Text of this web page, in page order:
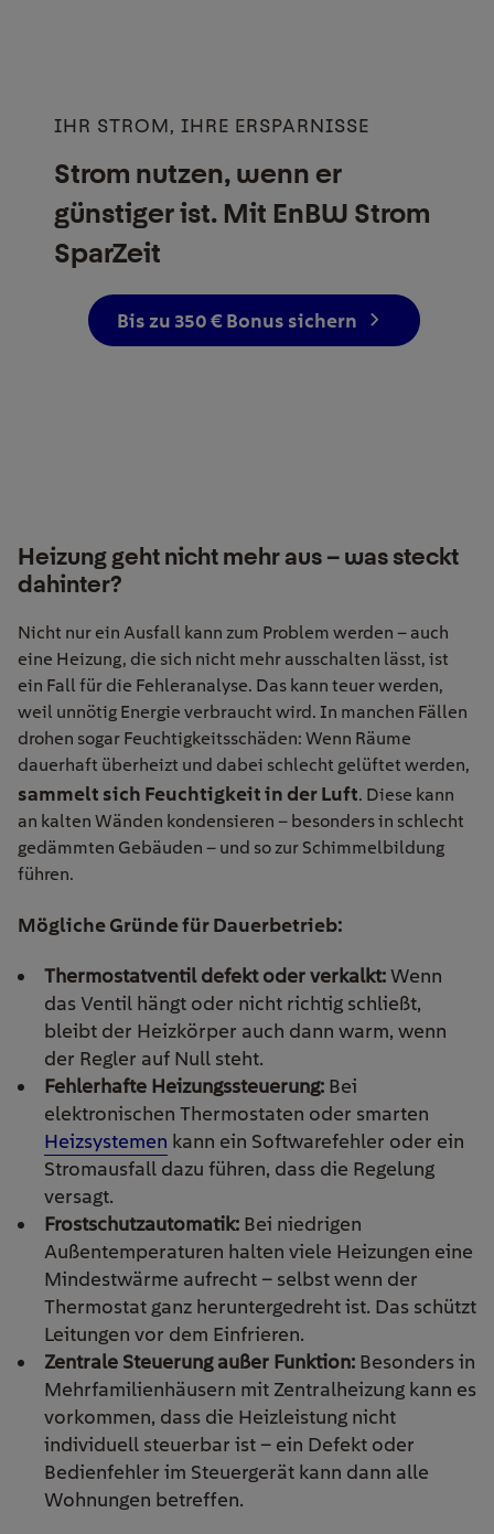
IHR STROM, IHRE ERSPARNISSE
Strom nutzen, wenn er
günstiger ist. Mit EnBW Strom
SparZeit
Bis zu 350 € Bonus sichern
Heizung geht nicht mehr aus – was steckt
dahinter?
Nicht nur ein Ausfall kann zum Problem werden – auch
eine Heizung, die sich nicht mehr ausschalten lässt, ist
ein Fall für die Fehleranalyse. Das kann teuer werden,
weil unnötig Energie verbraucht wird. In manchen Fällen
drohen sogar Feuchtigkeitsschäden: Wenn Räume
dauerhaft überheizt und dabei schlecht gelüftet werden,
sammelt sich Feuchtigkeit in der Luft. Diese kann
an kalten Wänden kondensieren – besonders in schlecht
gedämmten Gebäuden – und so zur Schimmelbildung
führen.
Mögliche Gründe für Dauerbetrieb:
Thermostatventil defekt oder verkalkt:Wenn
das Ventil hängt oder nicht richtig schließt,
bleibt der Heizkörper auch dann warm, wenn
der Regler auf Null steht.
Fehlerhafte Heizungssteuerung: Bei
elektronischen Thermostaten oder smarten
Heizsystemen kann ein Softwarefehler oder ein
Stromausfall dazu führen, dass die Regelung
versagt.
Frostschutzautomatik: Bei niedrigen
Außentemperaturen halten viele Heizungen eine
Mindestwärme aufrecht – selbst wenn der
Thermostat ganz heruntergedreht ist. Das schützt
Leitungen vor dem Einfrieren.
Zentrale Steuerung außer Funktion: Besonders in
Mehrfamilienhäusern mit Zentralheizung kann es
vorkommen, dass die Heizleistung nicht
individuell steuerbar ist – ein Defekt oder
Bedienfehler im Steuergerät kann dann alle
Wohnungen betreffen.